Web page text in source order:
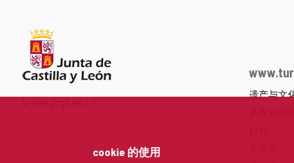
cookie 的使用
Junta
遗产与文